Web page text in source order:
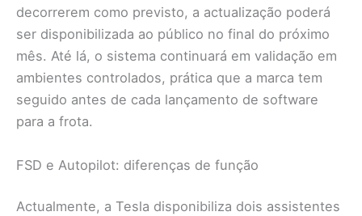
decorrerem como previsto, a actualização poderá
ser disponibilizada ao público no final do próximo
mês. Até lá, o sistema continuará em validação em
ambientes controlados, prática que a marca tem
seguido antes de cada lançamento de software
para a frota.
FSD e Autopilot: diferenças de função
Actualmente, a Tesla disponibiliza dois assistentes